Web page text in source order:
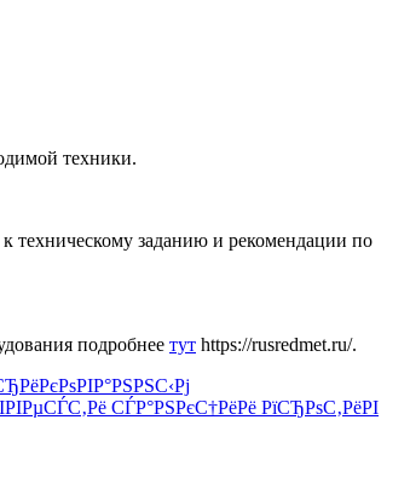
техники.
техническому заданию и рекомендации по
подробнее тут https://rusredmet.ru/.
СЃР°РЅРєС†РёРё РїСЂРѕС‚РёРІ